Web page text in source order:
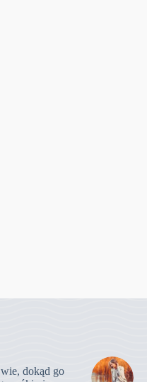
dokąd go